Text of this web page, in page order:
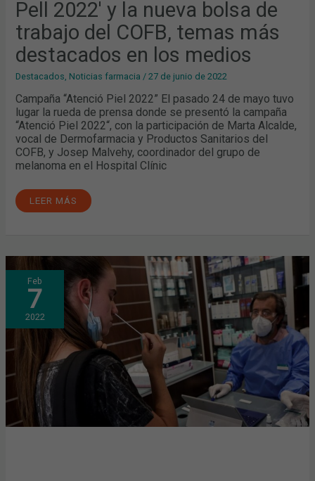
Pell 2022' y la nueva bolsa de
trabajo del COFB, temas más
destacados en los medios
Destacados, Noticias farmacia /27 de junio de 2022
Campaña “Atenció Piel 2022” El pasado 24 de mayo tuvo
lugar la rueda de prensa donde se presentó la campaña
“Atenció Piel 2022“, con la participación de Marta Alcalde,
vocal de Dermofarmacia y Productos Sanitarios del
COFB, y Josep Malvehy, coordinador del grupo de
melanoma en el Hospital Clínic
LEER MÁS
Feb
7
2022
LA
FARMACIA
COMUNITARIA,
UNA
ALIADA
CLAVE
EN
ESTRATEGIA
DE
SALUD
PÚBLICA